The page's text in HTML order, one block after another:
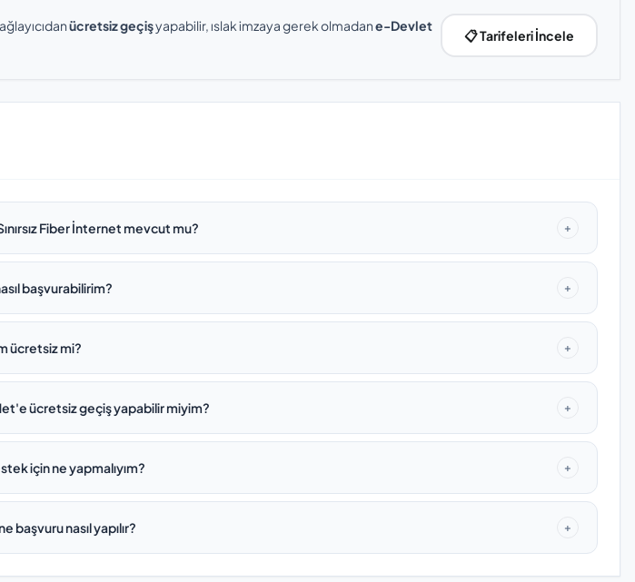
ücretsiz geçişyapabilir, ıslak imzaya gerek olmadane-Devlet
📋 Tarifeleri İncele
Fiber İnternet mevcut mu? +
başvurabilirim? +
ücretsiz mi? +
ücretsiz geçiş yapabilir miyim? +
için ne yapmalıyım? +
başvuru nasıl yapılır? +